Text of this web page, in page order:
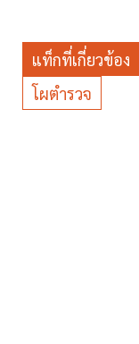
แท็กที่เกี่ยวข้อง
โผตำรวจ